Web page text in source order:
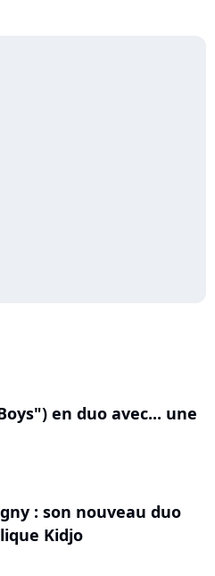
en duo avec... une
: son nouveau duo
Kidjo